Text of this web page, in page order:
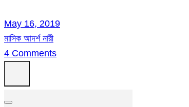
May 16, 2019
মাসিক আদর্শ নারী
4 Comments